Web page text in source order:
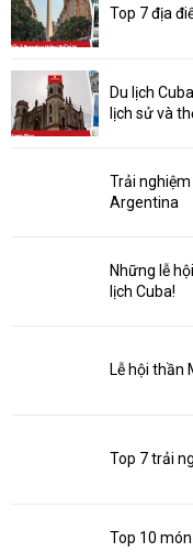
Top 7 địa
Du lịch
lịch sử và
Trải
Argentina
Những lễ
lịch Cuba!
Lễ hội thần
Top 7 trải
Top 10